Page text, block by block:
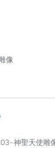
像
神聖天使雕